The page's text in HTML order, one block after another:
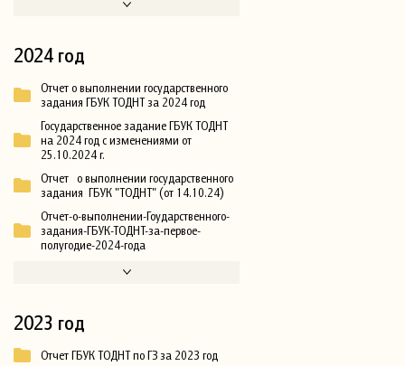
2024 год
Отчет о выполнении государственного
задания ГБУК ТОДНТ за 2024 год
Государственное задание ГБУК ТОДНТ
на 2024 год с изменениями от
25.10.2024 г.
Отчет о выполнении государственного
задания ГБУК "ТОДНТ" (от 14.10.24)
Отчет-о-выполнении-Гоударственного-
задания-ГБУК-ТОДНТ-за-первое-
полугодие-2024-года
2023 год
Отчет ГБУК ТОДНТ по ГЗ за 2023 год